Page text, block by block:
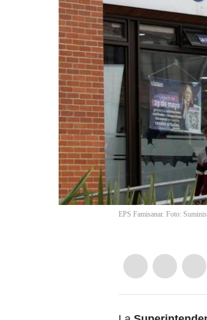
EPS Famisanar. Foto: